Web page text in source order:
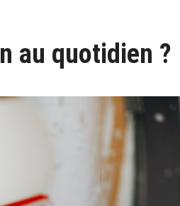
au quotidien ?